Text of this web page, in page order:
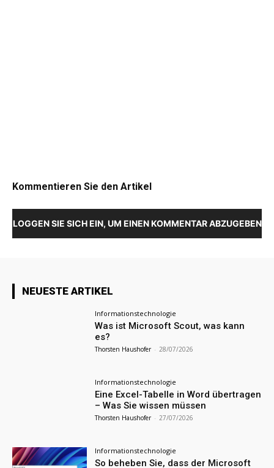
Kommentieren Sie den Artikel
LOGGEN SIE SICH EIN, UM EINEN KOMMENTAR ABZUGEBEN
NEUESTE ARTIKEL
Informationstechnologie
Was ist Microsoft Scout, was kann
es?
Thorsten Haushofer - 28/07/2026
Informationstechnologie
Eine Excel-Tabelle in Word übertragen
– Was Sie wissen müssen
Thorsten Haushofer - 27/07/2026
Informationstechnologie
So beheben Sie, dass der Microsoft